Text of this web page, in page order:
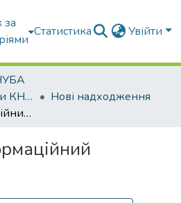
за
Статистика Увійти
Матеріали бібліотеки КНУБА
Нові надходження
№1 2025 Інформаційний бюлетень